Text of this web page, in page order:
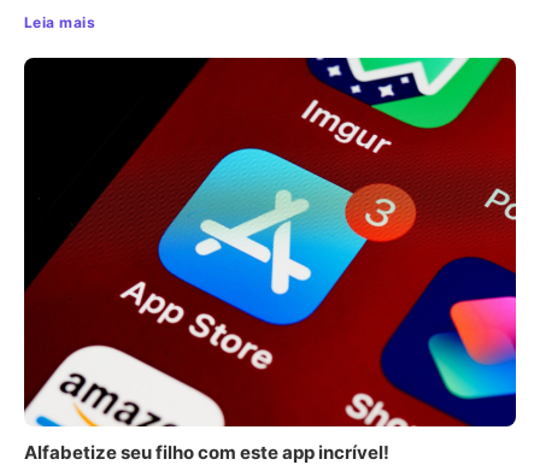
Leia mais
Alfabetize seu filho com este app incrível!